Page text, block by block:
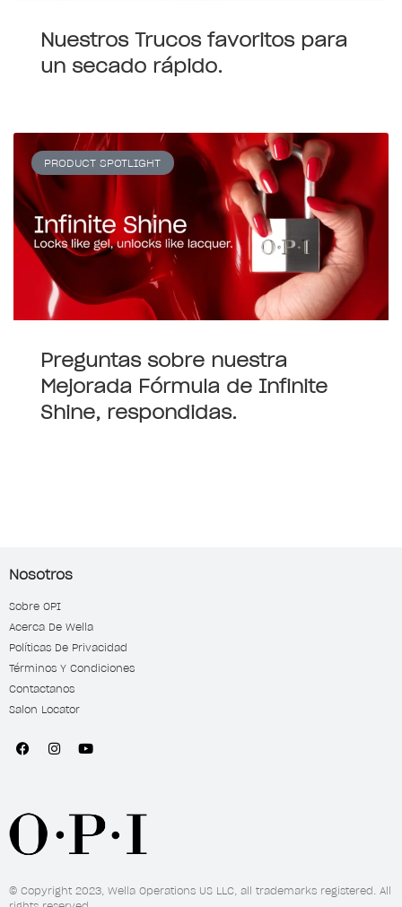
Nuestros Trucos favoritos para
un secado rápido.
PRODUCT SPOTLIGHT
Preguntas sobre nuestra
Mejorada Fórmula de Infinite
Shine, respondidas.
Nosotros
Sobre OPI
Acerca De Wella
Políticas De Privacidad
Términos Y Condiciones
Contactanos
Salon Locator
© Copyright 2023, Wella Operations US LLC, all trademarks registered. All